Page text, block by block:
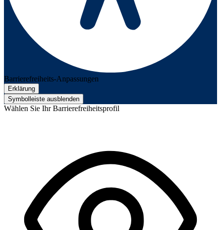
Barrierefreiheits-Anpassungen
Erklärung
Symbolleiste ausblenden
Wählen Sie Ihr Barrierefreiheitsprofil